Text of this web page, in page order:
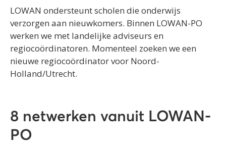
LOWAN ondersteunt scholen die onderwijs
verzorgen aan nieuwkomers. Binnen LOWAN-PO
werken we met landelijke adviseurs en
regiocoördinatoren. Momenteel zoeken we een
nieuwe regiocoördinator voor Noord-
Holland/Utrecht.
8 netwerken vanuit LOWAN-
PO